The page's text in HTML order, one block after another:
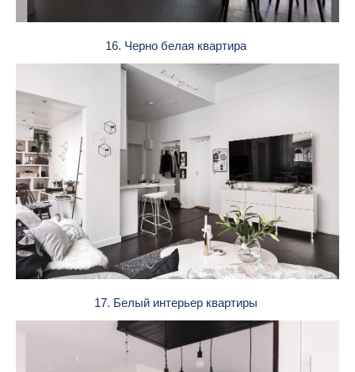
16. Черно белая квартира
17. Белый интерьер квартиры